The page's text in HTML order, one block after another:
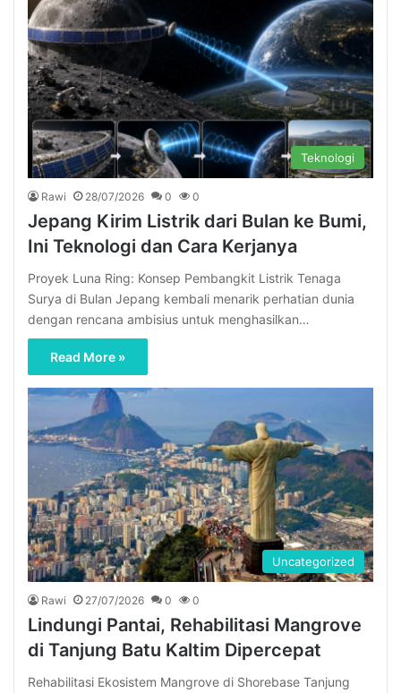
Teknologi
Rawi 28/07/2026 0 0
Jepang Kirim Listrik dari Bulan ke Bumi,
Ini Teknologi dan Cara Kerjanya
Proyek Luna Ring: Konsep Pembangkit Listrik Tenaga
Surya di Bulan Jepang kembali menarik perhatian dunia
dengan rencana ambisius untuk menghasilkan…
Read More »
Uncategorized
Rawi 27/07/2026 0 0
Lindungi Pantai, Rehabilitasi Mangrove
di Tanjung Batu Kaltim Dipercepat
Rehabilitasi Ekosistem Mangrove di Shorebase Tanjung